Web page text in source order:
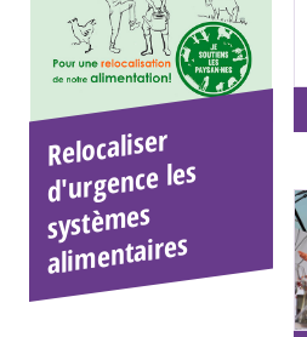
Relocaliser
d'urgence les
systè
mes
ali
mentaires